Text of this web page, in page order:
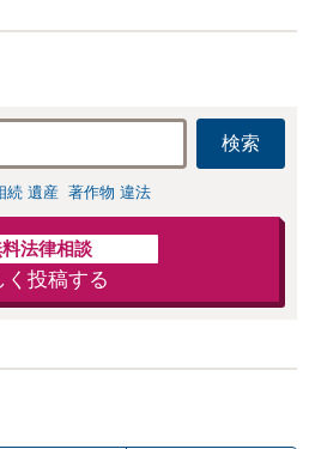
検索
続 遺産 著作物 違法
法律相談
く投稿する